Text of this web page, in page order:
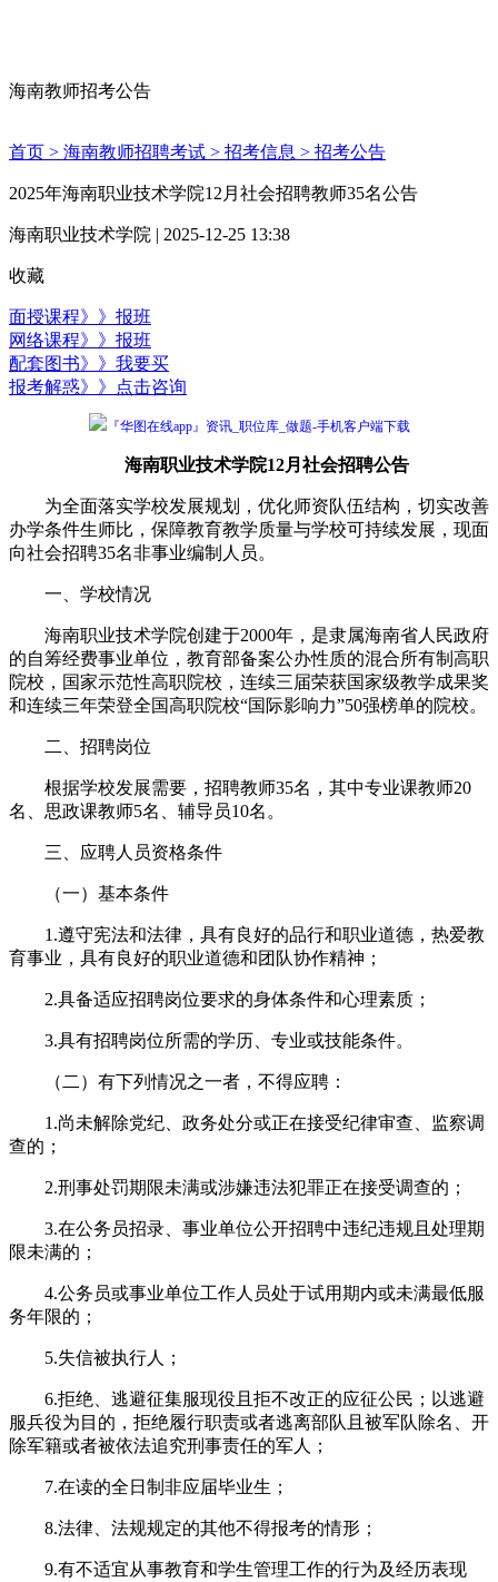
海南教师招考公告
首页 > 海南教师招聘考试 > 招考信息 > 招考公告
2025年海南职业技术学院12月社会招聘教师35名公告
海南职业技术学院 | 2025-12-25 13:38
收藏
面授课程》》报班
网络课程》》报班
配套图书》》我要买
报考解惑》》点击咨询
『华图在线app』资讯_职位库_做题-手机客户端下载
海南职业技术学院12月社会招聘公告
为全面落实学校发展规划，优化师资队伍结构，切实改善
办学条件生师比，保障教育教学质量与学校可持续发展，现面
向社会招聘35名非事业编制人员。
一、学校情况
海南职业技术学院创建于2000年，是隶属海南省人民政府
的自筹经费事业单位，教育部备案公办性质的混合所有制高职
院校，国家示范性高职院校，连续三届荣获国家级教学成果奖
和连续三年荣登全国高职院校“国际影响力”50强榜单的院校。
二、招聘岗位
根据学校发展需要，招聘教师35名，其中专业课教师20
名、思政课教师5名、辅导员10名。
三、应聘人员资格条件
（一）基本条件
1.遵守宪法和法律，具有良好的品行和职业道德，热爱教
育事业，具有良好的职业道德和团队协作精神；
2.具备适应招聘岗位要求的身体条件和心理素质；
3.具有招聘岗位所需的学历、专业或技能条件。
（二）有下列情况之一者，不得应聘：
1.尚未解除党纪、政务处分或正在接受纪律审查、监察调
查的；
2.刑事处罚期限未满或涉嫌违法犯罪正在接受调查的；
3.在公务员招录、事业单位公开招聘中违纪违规且处理期
限未满的；
4.公务员或事业单位工作人员处于试用期内或未满最低服
务年限的；
5.失信被执行人；
6.拒绝、逃避征集服现役且拒不改正的应征公民；以逃避
服兵役为目的，拒绝履行职责或者逃离部队且被军队除名、开
除军籍或者被依法追究刑事责任的军人；
7.在读的全日制非应届毕业生；
8.法律、法规规定的其他不得报考的情形；
9.有不适宜从事教育和学生管理工作的行为及经历表现